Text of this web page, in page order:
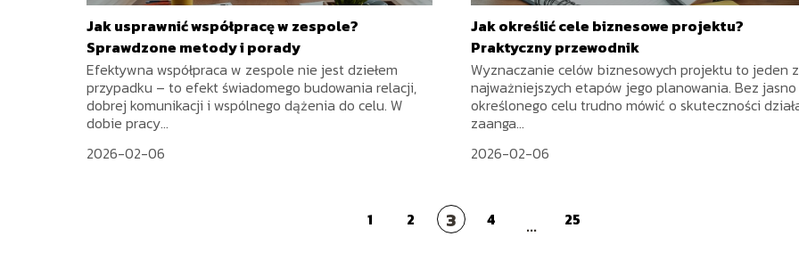
Jak usprawnić współpracę w zespole?
Sprawdzone metody i porady
Efektywna współpraca w zespole nie jest dziełem
przypadku – to efekt świadomego budowania relacji,
dobrej komunikacji i wspólnego dążenia do celu. W
dobie pracy...
2026-02-06
Jak określić cele biznesowe projektu?
Praktyczny przewodnik
Wyznaczanie celów biznesowych projektu to jeden z
najważniejszych etapów jego planowania. Bez jasno
określonego celu trudno mówić o skuteczności
zaanga...
2026-02-06
1 2 3 4 ... 25